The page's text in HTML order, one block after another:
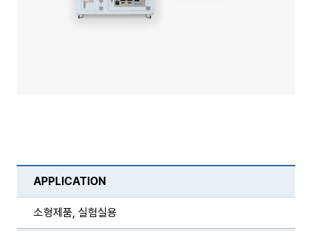
APPLICATION
소형제품, 실험실용